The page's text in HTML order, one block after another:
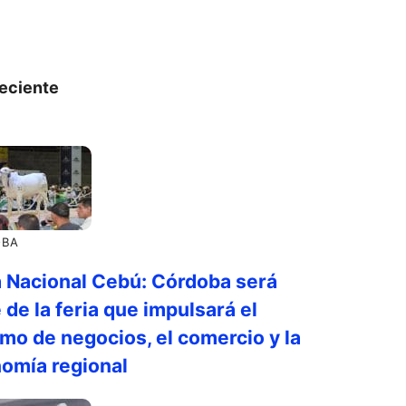
Nacional Cebú: Córdoba será
de la feria que impulsará el
de negocios, el comercio y la
regional